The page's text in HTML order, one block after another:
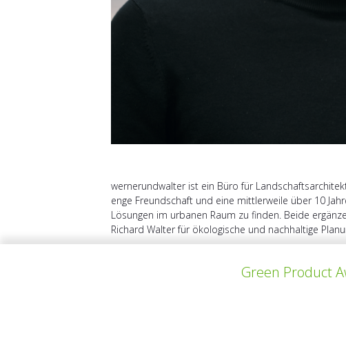
wernerundwalter ist ein Büro für
enge Freundschaft und eine mittlerweile über 10
Lösungen im urbanen Raum zu finden. Beide
Richard Walter für ökologische und nachhaltige
Green Product